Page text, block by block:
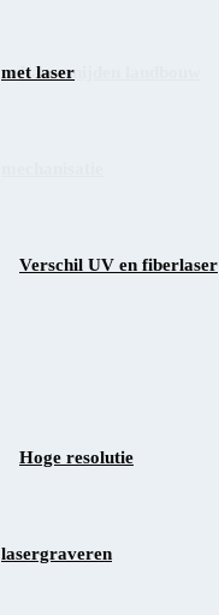
Lasersnijden landbouw
met laser
Verschil UV en fiberlaser
Hoge resolutie
lasergraveren